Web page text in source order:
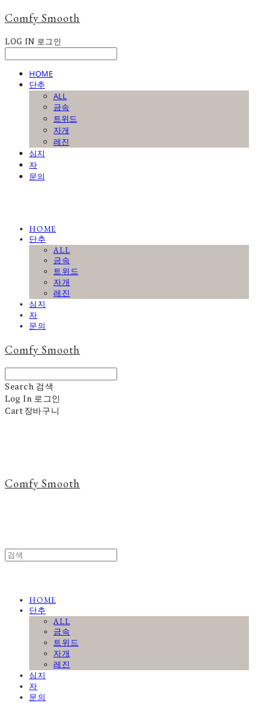
Comfy Smooth
LOG IN 로그인
HOME
단추
ALL
금속
트위드
자개
레진
심지
자
문의
HOME
단추
ALL
금속
트위드
자개
레진
심지
자
문의
Comfy Smooth
Search 검색
Log In 로그인
Cart장바구니
Comfy Smooth
HOME
단추
ALL
금속
트위드
자개
레진
심지
자
문의